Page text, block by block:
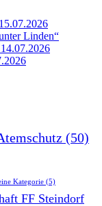
Linden“
(50)
Kategorie (5)
FF Steindorf